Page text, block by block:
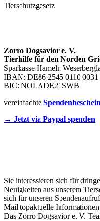
Tierschutzgesetz
Zorro Dogsavior e. V.
Tierhilfe für den Norden
Sparkasse Hameln
IBAN: DE86 2545 0110 0031
BIC: NOLADE21SWB
vereinfachte
→ Jetzt via Paypal spenden
Sie interessieren sich für
Neuigkeiten aus unserem
sich für unseren
Mail topaktuelle Informationen
Das Zorro Dogsavior e. V.